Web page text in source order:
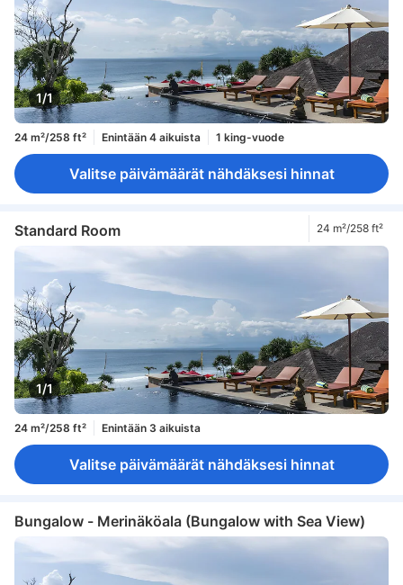
1/1
24 m²/258 ft² Enintään 4 aikuista 1 king-vuode
Valitse päivämäärät nähdäksesi hinnat
Standard Room 24 m²/258 ft²
1/1
24 m²/258 ft² Enintään 3 aikuista
Valitse päivämäärät nähdäksesi hinnat
Bungalow - Merinäköala (Bungalow with Sea View)